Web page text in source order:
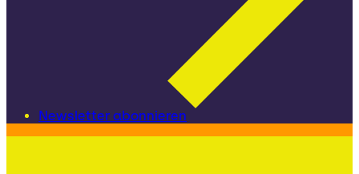
Newsletter abonnieren